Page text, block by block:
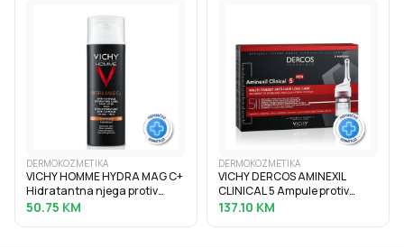
DERMOKOZMETIKA
VICHY HOMME HYDRA MAG C+
Hidratantna njega protiv
znakova umora za lice i
50.75 KM
DERMOKOZMETIKA
VICHY DERCOS AMINEXIL
CLINICAL 5 Ampule protiv
ispadanja kose za muškarce
137.10 KM